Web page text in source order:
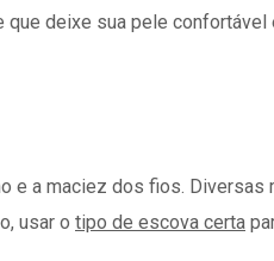
deixe sua pele
e a maciez dos fios.
usar o tipo de escova certa